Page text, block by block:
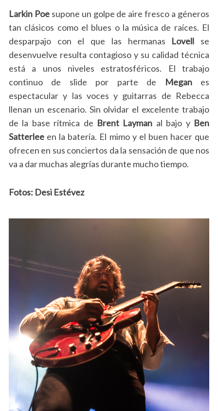
Larkin Poe supone un golpe de aire fresco a géneros
tan clásicos como el blues o la música de raíces. El
desparpajo con el que las hermanas Lovell se
desenvuelve resulta contagioso y su calidad técnica
está a unos niveles estratosféricos. El trabajo
continuo de slide por parte de
Meganes
espectacular y las voces y guitarras de Rebecca
llenan un escenario. Sin olvidar el excelente trabajo
de la base rítmica de Brent Layman al bajo y Ben
Satterlee en la batería. El mimo y el buen hacer que
ofrecen en sus conciertos da la sensación de que nos
va a dar muchas alegrías durante mucho tiempo.
Fotos: Desi Estévez